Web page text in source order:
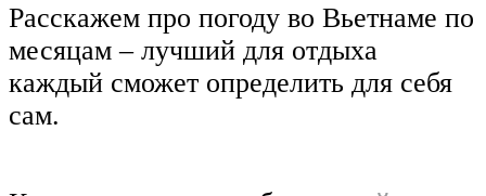
Расскажем про погоду во Вьетнаме по
месяцам – лучший для отдыха
каждый сможет определить для себя
сам.